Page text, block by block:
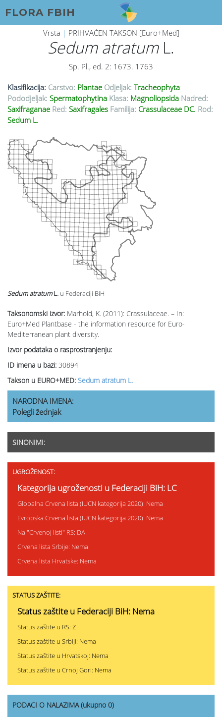
FLORA FBIH
Vrsta | PRIHVAĆEN TAKSON [Euro+Med]
Sedum atratum L.
Sp. Pl., ed. 2: 1673. 1763
Klasifikacija: Carstvo: Plantae Odjeljak: Tracheophyta
Pododjeljak: Spermatophytina Klasa: Magnoliopsida Nadred:
Saxifraganae Red: Saxifragales Familija: Crassulaceae DC. Rod:
Sedum L.
Taksonomski izvor: Marhold, K. (2011): Crassulaceae. – In:
Euro+Med Plantbase - the information resource for Euro-
Mediterranean plant diversity.
Izvor podataka o rasprostranjenju:
ID imena u bazi: 30894
Takson u EURO+MED: Sedum atratum L.
Sedum atratumL. u Federaciji BiH
NARODNA IMENA:
Polegli žednjak
SINONIMI:
UGROŽENOST:
Kategorija ugroženosti u Federaciji BiH: LC
Globalna Crvena lista (IUCN kategorija 2020): Nema
Evropska Crvena lista (IUCN kategorija 2020): Nema
Na "Crvenoj listi" RS: DA
Crvena lista Srbije: Nema
Crvena lista Hrvatske: Nema
STATUS ZAŠTITE:
Status zaštite u Federaciji BiH: Nema
Status zaštite u RS: Z
Status zaštite u Srbiji: Nema
Status zaštite u Hrvatskoj: Nema
Status zaštite u Crnoj Gori: Nema
PODACI O NALAZIMA (ukupno 0)